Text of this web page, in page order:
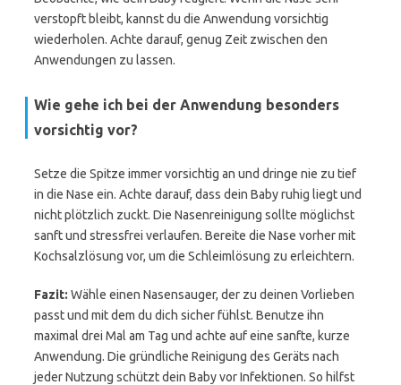
verstopft bleibt, kannst du die Anwendung vorsichtig
wiederholen. Achte darauf, genug Zeit zwischen den
Anwendungen zu lassen.
Wie gehe ich bei der Anwendung besonders
vorsichtig vor?
Setze die Spitze immer vorsichtig an und dringe nie zu tief
in die Nase ein. Achte darauf, dass dein Baby ruhig liegt und
nicht plötzlich zuckt. Die Nasenreinigung sollte möglichst
sanft und stressfrei verlaufen. Bereite die Nase vorher mit
Kochsalzlösung vor, um die Schleimlösung zu erleichtern.
Fazit: Wähle einen Nasensauger, der zu deinen Vorlieben
passt und mit dem du dich sicher fühlst. Benutze ihn
maximal drei Mal am Tag und achte auf eine sanfte, kurze
Anwendung. Die gründliche Reinigung des Geräts nach
jeder Nutzung schützt dein Baby vor Infektionen. So hilfst